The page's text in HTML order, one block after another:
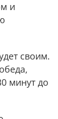
и
своим.
минут до